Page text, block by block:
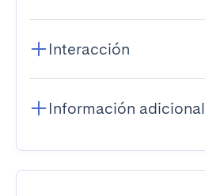
Interacción
Información adicional